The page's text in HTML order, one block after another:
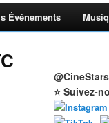
Événements
⭐ Suivez-